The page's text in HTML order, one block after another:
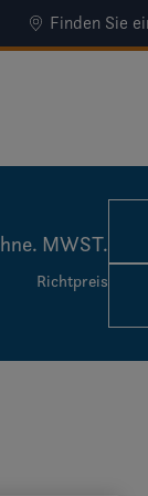
Finden Sie
MWST.
Richtpreis